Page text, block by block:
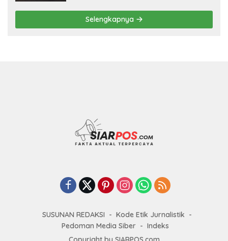
Selengkapnya
SUSUNAN REDAKSI
Kode Etik Jurnalistik
Pedoman Media Siber
Indeks